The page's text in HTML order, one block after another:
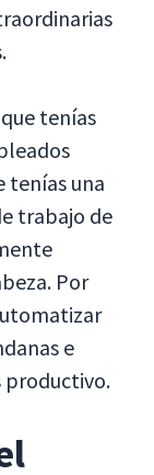
tenías
tenías una
trabajo de
Por
e
productivo.